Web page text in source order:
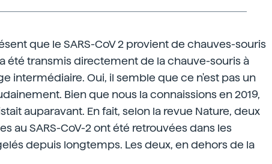
que le SARS-CoV 2 provient de chauves-souris
été transmis directement de la chauve-souris à
intermédiaire. Oui, il semble que ce n'est pas un
Bien que nous la connaissions en 2019,
auparavant. En fait, selon la revue Nature, deux
au SARS-CoV-2 ont été retrouvées dans les
depuis longtemps. Les deux, en dehors de la